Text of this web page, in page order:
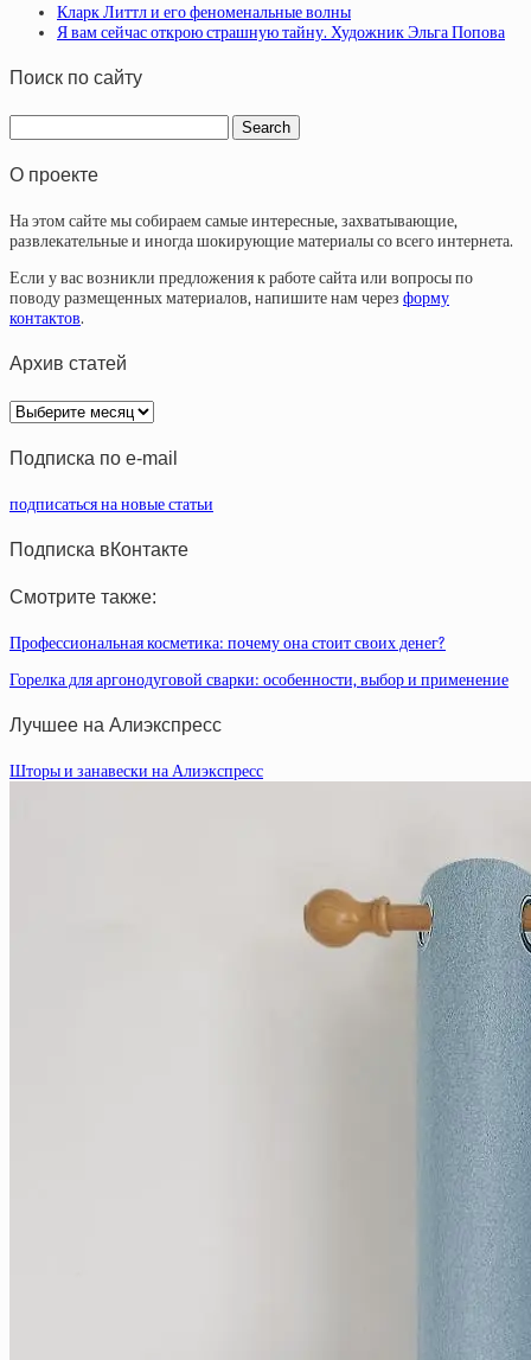
Кларк Литтл и его феноменальные волны
Я вам сейчас открою страшную тайну. Художник Эльга Попова
Поиск по сайту
О проекте
На этом сайте мы собираем самые интересные, захватывающие,
развлекательные и иногда шокирующие материалы со всего интернета.
Если у вас возникли предложения к работе сайта или вопросы по
поводу размещенных материалов, напишите нам через форму
контактов.
Архив статей
Архив
статей
Подписка по e-mail
подписаться на новые статьи
Подписка вКонтакте
Смотрите также:
Профессиональная косметика: почему она стоит своих денег?
Горелка для аргонодуговой сварки: особенности, выбор и применение
Лучшее на Алиэкспресс
Шторы и занавески на Алиэкспресс